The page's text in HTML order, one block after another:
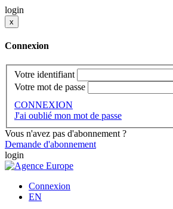
login
x
Connexion
Votre identifiant
Votre mot de passe
CONNEXION
J'ai oublié mon mot de passe
Vous n'avez pas d'abonnement ?
Demande d'abonnement
login
Connexion
EN